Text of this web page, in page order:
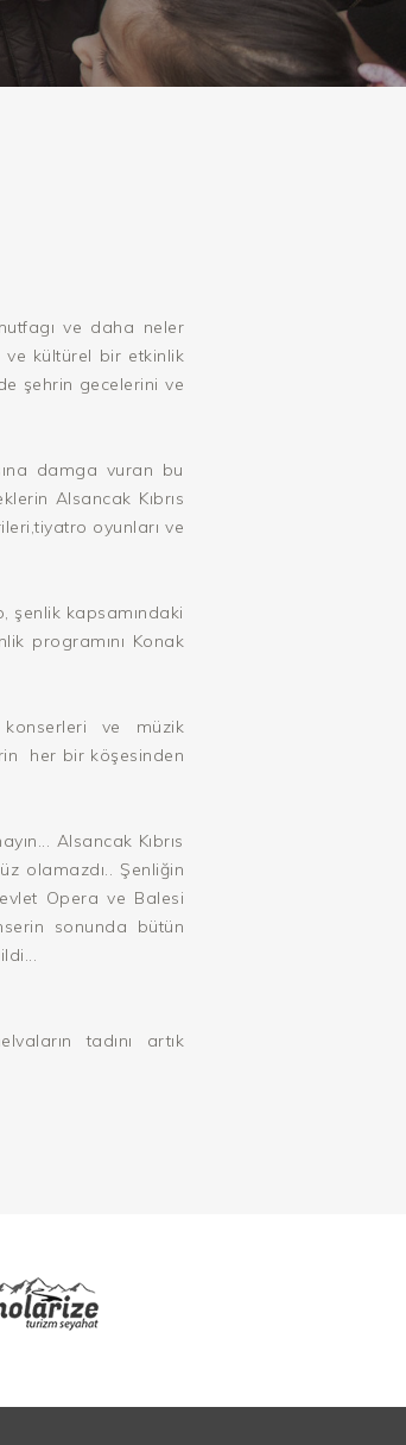
ve daha neler
kültürel bir etkinlik
şehrin gecelerini ve
damga vuran bu
Alsancak Kıbrıs
oyunları ve
şenlik kapsamındaki
programını Konak
ve müzik
her bir köşesinden
Alsancak Kıbrıs
olamazdı.. Şenliğin
Opera ve Balesi
sonunda bütün
tadını artık